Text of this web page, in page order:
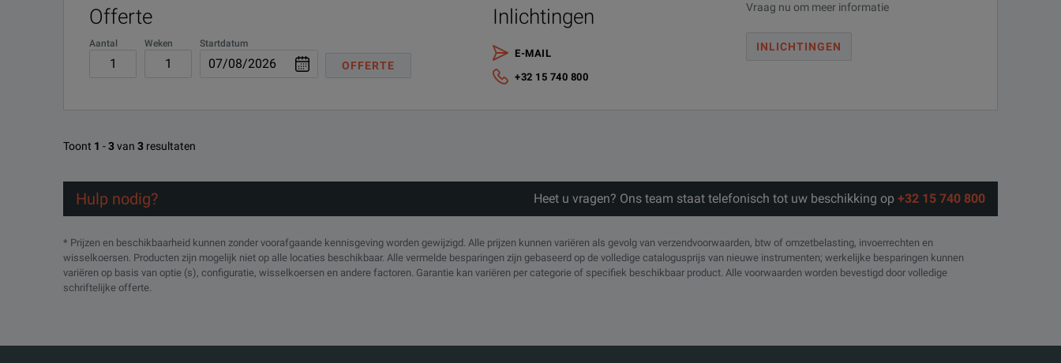
Offerte
Aantal Weken Startdatum
OFFERTE
Inlichtingen
E-MAIL
+32 15 740 800
Vraag nu om meer informatie
INLICHTINGEN
Toont 1 -3van 3 resultaten
Hulp nodig? Heet u vragen? Ons team staat telefonisch tot uw beschikking op +32 15 740 800
* Prijzen en beschikbaarheid kunnen zonder voorafgaande kennisgeving worden gewijzigd. Alle prijzen kunnen variëren als gevolg van verzendvoorwaarden, btw of omzetbelasting, invoerrechten en
wisselkoersen. Producten zijn mogelijk niet op alle locaties beschikbaar. Alle vermelde besparingen zijn gebaseerd op de volledige catalogusprijs van nieuwe instrumenten; werkelijke besparingen kunnen
variëren op basis van optie (s), configuratie, wisselkoersen en andere factoren. Garantie kan variëren per categorie of specifiek beschikbaar product. Alle voorwaarden worden bevestigd door volledige
schriftelijke offerte.